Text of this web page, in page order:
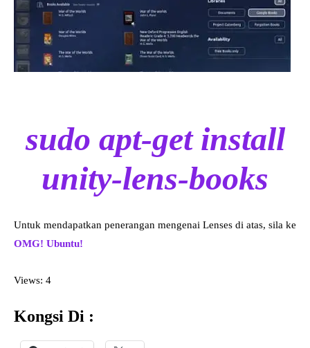
sudo apt-get install
unity-lens-books
Untuk mendapatkan penerangan mengenai Lenses di atas, sila ke
OMG! Ubuntu!
Views: 4
Kongsi Di :